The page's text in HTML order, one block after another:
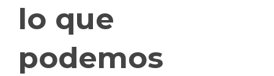
lo que
podemos